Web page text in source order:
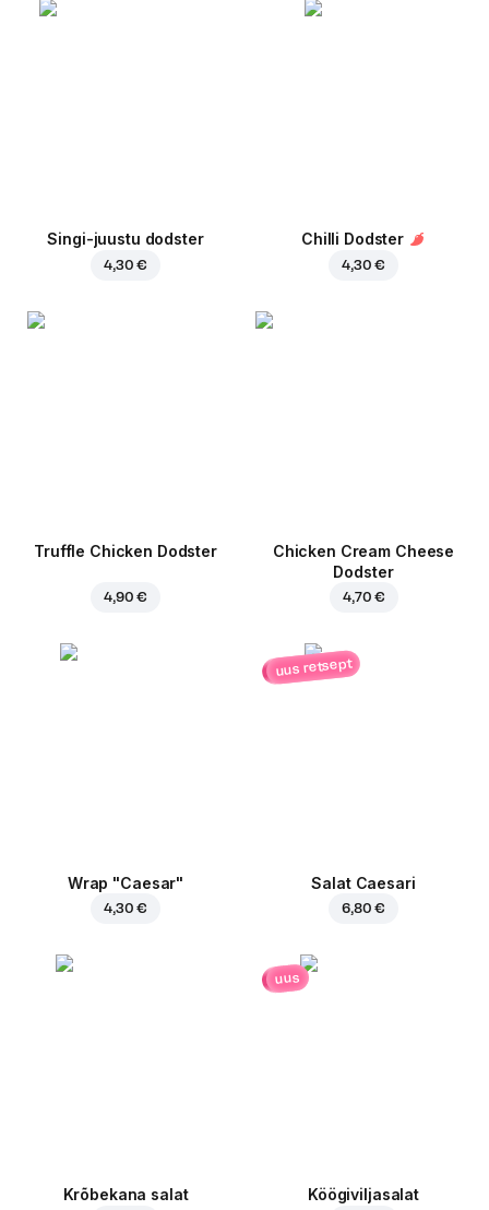
Singi-juustu dodster
4,30 €
Chilli Dodster
4,30 €
Truffle Chicken Dodster
4,90 €
Chicken Cream Cheese
Dodster
4,70 €
Wrap "Caesar"
4,30 €
uus retsept
Salat Caesari
6,80 €
Krõbekana salat
uus
Köögiviljasalat